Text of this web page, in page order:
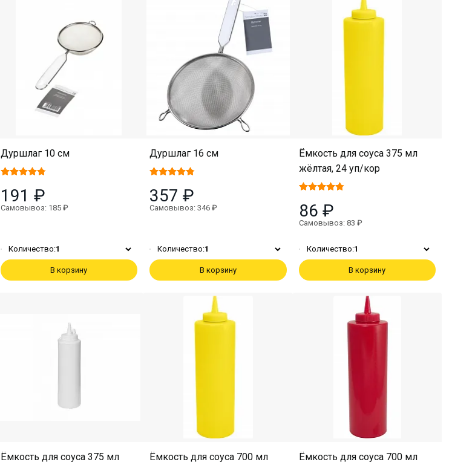
Дуршлаг 10 см
191 ₽
Самовывоз: 185 ₽
Количество:1
В корзину
Дуршлаг 16 см
357 ₽
Самовывоз: 346 ₽
Количество:1
В корзину
Ёмкость для соуса 375 мл
жёлтая, 24 уп/кор
86 ₽
Самовывоз: 83 ₽
Количество:1
В корзину
Ёмкость для соуса 375 мл Ёмкость для соуса 700 мл Ёмкость для соуса 700 мл